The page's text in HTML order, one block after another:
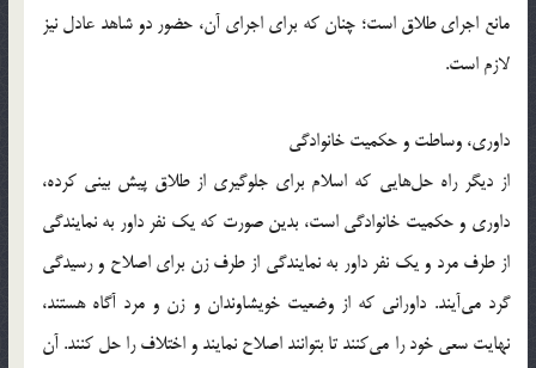
مانع اجرای طلاق است؛ چنان که برای اجرای آن، حضور دو شاهد عادل نیز
لازم است.
داوری، وساطت و حکمیت خانوادگی
از دیگر راه حل‌هایی که اسلام برای جلوگیری از طلاق پیش بینی کرده،
داوری و حکمیت خانوادگی است، بدین صورت که یک نفر داور به نمایندگی
از طرف مرد و یک نفر داور به نمایندگی از طرف زن برای اصلاح و رسیدگی
گرد می‌آیند. داورانی که از وضعیت خویشاوندان و زن و مرد آگاه هستند،
نهایت سعی خود را می‌کنند تا بتوانند اصلاح نمایند و اختلاف را حل کنند. آن